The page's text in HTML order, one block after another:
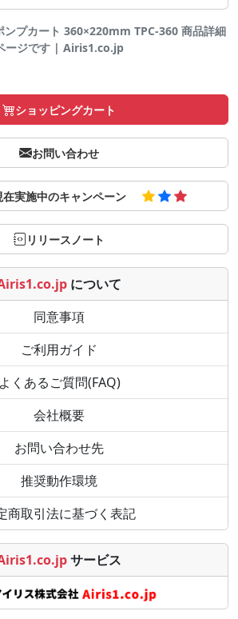
プカート 360×220mm TPC-360 商品詳細
ージです | Airis1.co.jp
ショッピングカート
お問い合わせ
在実施中のキャンペーン
リリースノート
について
同意事項
ご利用ガイド
よくあるご質問(FAQ)
会社概要
お問い合わせ先
推奨動作環境
商取引法に基づく表記
サービス